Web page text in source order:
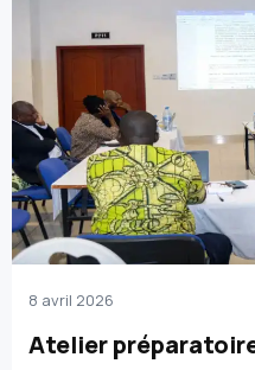
8 avril 2026
Atelier